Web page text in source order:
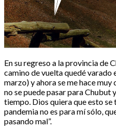
En su regreso a la provincia de
camino de vuelta quedé varado
marzo) y ahora se me hace
no se puede pasar para Chubut
tiempo. Dios quiera que esto se
pandemia no es para mí sólo,
pasando mal”.